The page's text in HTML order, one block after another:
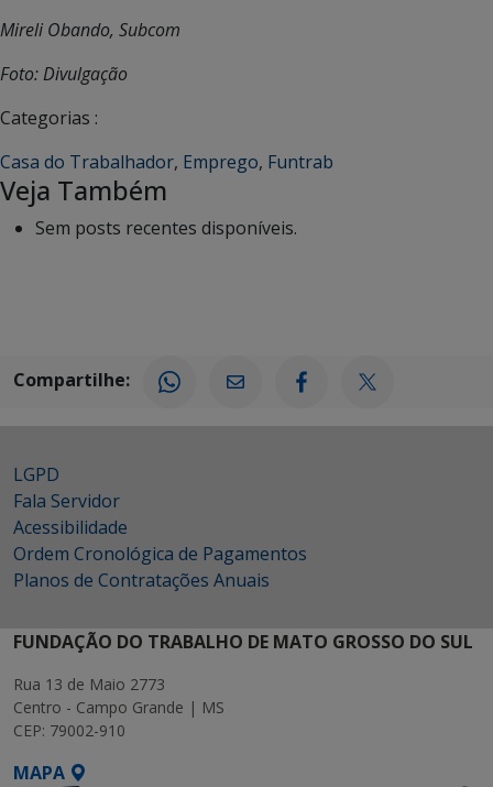
Mireli Obando, Subcom
Foto: Divulgação
Categorias :
Casa do Trabalhador, Emprego, Funtrab
Veja Também
Sem posts recentes disponíveis.
Compartilhe:
LGPD
Fala Servidor
Acessibilidade
Ordem Cronológica de Pagamentos
Planos de Contratações Anuais
FUNDAÇÃO DO TRABALHO DE MATO GROSSO DO SUL
Rua 13 de Maio 2773
Centro - Campo Grande | MS
CEP: 79002-910
MAPA